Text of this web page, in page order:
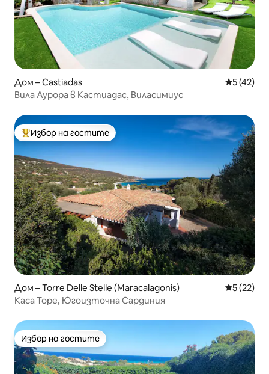
Дом – Castiadas Средна
5 (42)
Вила Аурора в Кастиадас, Виласимиус
Най-популярен избор на гостите
Избор на гостите
Дом – Torre Delle Stelle (Maracalagonis) Средна
5 (22)
Каса Торе, Югоизточна Сардиния
Избор на гостите
Избор на гостите